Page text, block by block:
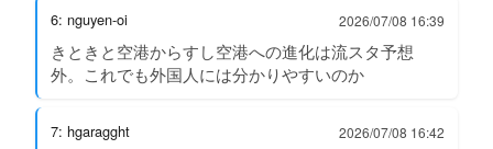
6: nguyen-oi 2026/07/08 16:39
きときと空港からすし空港への進化は流スタ予想
外。これでも外国人には分かりやすいのか
7: hgaragght 2026/07/08 16:42